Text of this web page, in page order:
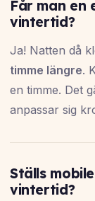
Får man en
vintertid?
Ja! Natten då
timme längre.
en timme. Det
anpassar sig
Ställs
vintertid?